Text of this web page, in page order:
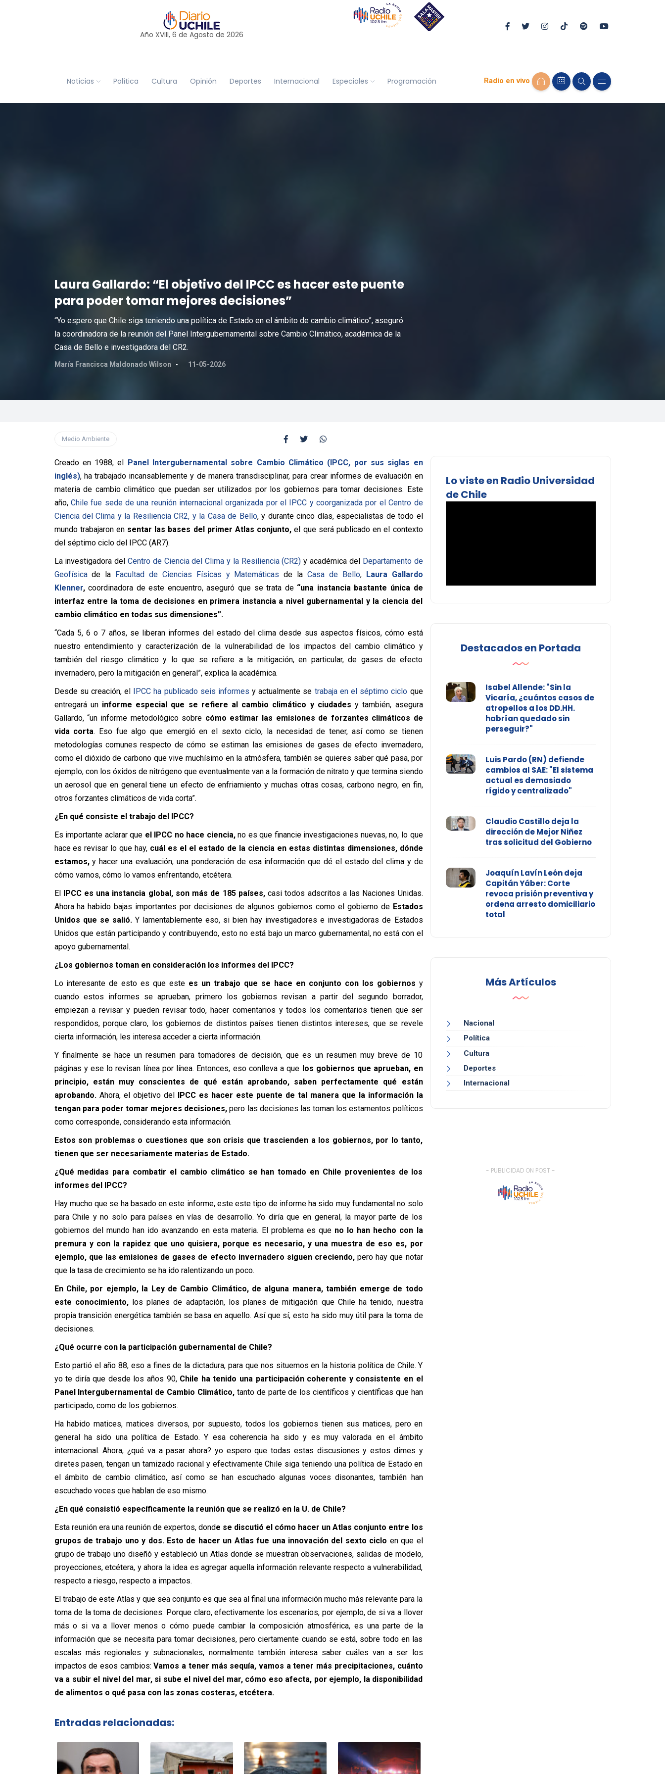
Año XVIII, 6 de Agosto de 2026
Noticias Política Cultura Opinión Deportes Internacional Especiales Programación Radio en vivo
Laura Gallardo: “El objetivo del IPCC es hacer este puente
para poder tomar mejores decisiones”
“Yo espero que Chile siga teniendo una política de Estado en el ámbito de cambio climático”, aseguró
la coordinadora de la reunión del Panel Intergubernamental sobre Cambio Climático, académica de la
Casa de Bello e investigadora del CR2.
María Francisca Maldonado Wilson 11-05-2026
Medio Ambiente
Creado en 1988, el Panel Intergubernamental sobre Cambio Climático (IPCC, por sus siglas en
inglés), ha trabajado incansablemente y de manera transdisciplinar, para crear informes de evaluación en
materia de cambio climático que puedan ser utilizados por los gobiernos para tomar decisiones. Este
año, Chile fue sede de una reunión internacional organizada por el IPCC y coorganizada por el Centro de
Ciencia del Clima y la Resiliencia CR2, y la Casa de Bello, y durante cinco días, especialistas de todo el
mundo trabajaron ensentar las bases del primer Atlas conjunto, el que será publicado en el contexto
del séptimo ciclo del IPCC (AR7).
La investigadora del Centro de Ciencia del Clima y la Resiliencia (CR2) y académica del Departamento de
Geofísicade la Facultad de Ciencias Físicas y Matemáticas de la Casa de Bello, Laura Gallardo
Klenner,coordinadora de este encuentro, aseguró que se trata de “una instancia bastante única de
interfaz entre la toma de decisiones en primera instancia a nivel gubernamental y la ciencia del
cambio climático en todas sus dimensiones”.
“Cada 5, 6 o 7 años, se liberan informes del estado del clima desde sus aspectos físicos, cómo está
nuestro entendimiento y caracterización de la vulnerabilidad de los impactos del cambio climático y
también del riesgo climático y lo que se refiere a la mitigación, en particular, de gases de efecto
invernadero, pero la mitigación en general”, explica la académica.
Desde su creación, el IPCC ha publicado seis informes y actualmente se trabaja en el séptimo ciclo que
entregará uninforme especial que se refiere al cambio climático y ciudadesy también, asegura
Gallardo, “un informe metodológico sobre cómo estimar las emisiones de forzantes climáticos de
vida corta. Eso fue algo que emergió en el sexto ciclo, la necesidad de tener, así como se tienen
metodologías comunes respecto de cómo se estiman las emisiones de gases de efecto invernadero,
como el dióxido de carbono que vive muchísimo en la atmósfera, también se quieres saber qué pasa, por
ejemplo, con los óxidos de nitrógeno que eventualmente van a la formación de nitrato y que termina siendo
un aerosol que en general tiene un efecto de enfriamiento y muchas otras cosas, carbono negro, en fin,
otros forzantes climáticos de vida corta”.
¿En qué consiste el trabajo del IPCC?
Es importante aclarar que el IPCC no hace ciencia,no es que financie investigaciones nuevas, no, lo que
hace es revisar lo que hay, cuál es el el estado de la ciencia en estas distintas dimensiones, dónde
estamos,y hacer una evaluación, una ponderación de esa información que dé el estado del clima y de
cómo vamos, cómo lo vamos enfrentando, etcétera.
El IPCC es una instancia global, son más de 185 países,casi todos adscritos a las Naciones Unidas.
Ahora ha habido bajas importantes por decisiones de algunos gobiernos como el gobierno de Estados
Unidos que se salió.Y lamentablemente eso, si bien hay investigadores e investigadoras de Estados
Unidos que están participando y contribuyendo, esto no está bajo un marco gubernamental, no está con el
apoyo gubernamental.
¿Los gobiernos toman en consideración los informes del IPCC?
Lo interesante de esto es que este es un trabajo que se hace en conjunto con los gobiernos y
cuando estos informes se aprueban, primero los gobiernos revisan a partir del segundo borrador,
empiezan a revisar y pueden revisar todo, hacer comentarios y todos los comentarios tienen que ser
respondidos, porque claro, los gobiernos de distintos países tienen distintos intereses, que se revele
cierta información, les interesa acceder a cierta información.
Y finalmente se hace un resumen para tomadores de decisión, que es un resumen muy breve de 10
páginas y ese lo revisan línea por línea. Entonces, eso conlleva a que los gobiernos que aprueban, en
principio, están muy conscientes de qué están aprobando, saben perfectamente qué están
aprobando.Ahora, el objetivo del IPCC es hacer este puente de tal manera que la información la
tengan para poder tomar mejores decisiones, pero las decisiones las toman los estamentos políticos
como corresponde, considerando esta información.
Estos son problemas o cuestiones que son crisis que trascienden a los gobiernos, por lo tanto,
tienen que ser necesariamente materias de Estado.
¿Qué medidas para combatir el cambio climático se han tomado en Chile provenientes de los
informes del IPCC?
Hay mucho que se ha basado en este informe, este este tipo de informe ha sido muy fundamental no solo
para Chile y no solo para países en vías de desarrollo. Yo diría que en general, la mayor parte de los
gobiernos del mundo han ido avanzando en esta materia. El problema es queno lo han hecho con la
premura y con la rapidez que uno quisiera, porque es necesario, y una muestra de eso es, por
ejemplo, que las emisiones de gases de efecto invernadero siguen creciendo,pero hay que notar
que la tasa de crecimiento se ha ido ralentizando un poco.
En Chile, por ejemplo, la Ley de Cambio Climático, de alguna manera, también emerge de todo
este conocimiento,los planes de adaptación, los planes de mitigación que Chile ha tenido, nuestra
propia transición energética también se basa en aquello. Así que sí, esto ha sido muy útil para la toma de
decisiones.
¿Qué ocurre con la participación gubernamental de Chile?
Esto partió el año 88, eso a fines de la dictadura, para que nos situemos en la historia política de Chile. Y
yo te diría que desde los años 90,Chile ha tenido una participación coherente y consistente en el
Panel Intergubernamental de Cambio Climático, tanto de parte de los científicos y científicas que han
participado, como de los gobiernos.
Ha habido matices, matices diversos, por supuesto, todos los gobiernos tienen sus matices, pero en
general ha sido una política de Estado. Y esa coherencia ha sido y es muy valorada en el ámbito
internacional. Ahora, ¿qué va a pasar ahora? yo espero que todas estas discusiones y estos dimes y
diretes pasen, tengan un tamizado racional y efectivamente Chile siga teniendo una política de Estado en
el ámbito de cambio climático, así como se han escuchado algunas voces disonantes, también han
escuchado voces que hablan de eso mismo.
¿En qué consistió específicamente la reunión que se realizó en la U. de Chile?
Esta reunión era una reunión de expertos, donde se discutió el cómo hacer un Atlas conjunto entre los
grupos de trabajo uno y dos. Esto de hacer un Atlas fue una innovación del sexto ciclo en que el
grupo de trabajo uno diseñó y estableció un Atlas donde se muestran observaciones, salidas de modelo,
proyecciones, etcétera, y ahora la idea es agregar aquella información relevante respecto a vulnerabilidad,
respecto a riesgo, respecto a impactos.
El trabajo de este Atlas y que sea conjunto es que sea al final una información mucho más relevante para la
toma de la toma de decisiones. Porque claro, efectivamente los escenarios, por ejemplo, de si va a llover
más o si va a llover menos o cómo puede cambiar la composición atmosférica, es una parte de la
información que se necesita para tomar decisiones, pero ciertamente cuando se está, sobre todo en las
escalas más regionales y subnacionales, normalmente también interesa saber cuáles van a ser los
impactos de esos cambios: Vamos a tener más sequía, vamos a tener más precipitaciones, cuánto
va a subir el nivel del mar, si sube el nivel del mar, cómo eso afecta, por ejemplo, la disponibilidad
de alimentos o qué pasa con las zonas costeras, etcétera.
Entradas relacionadas:
Lo viste en Radio Universidad
de Chile
Destacados en Portada
Isabel Allende: "Sin la
Vicaría, ¿cuántos casos de
atropellos a los DD.HH.
habrían quedado sin
perseguir?"
Luis Pardo (RN) defiende
cambios al SAE: "El sistema
actual es demasiado
rígido y centralizado"
Claudio Castillo deja la
dirección de Mejor Niñez
tras solicitud del Gobierno
Joaquín Lavín León deja
Capitán Yáber: Corte
revoca prisión preventiva y
ordena arresto domiciliario
total
Más Artículos
Nacional
Política
Cultura
Deportes
Internacional
- PUBLICIDAD ON POST -